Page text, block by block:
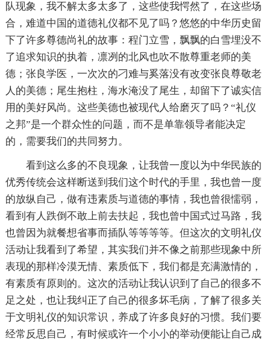
队现象，我不解太多太多了，这些使我愕然了，在这些场
合，难道中国的道德礼仪都不见了吗？悠悠的中华历史留
下了许多尊德尚礼的故事：程门立雪，飘飘的白雪埋没不
了追求知识的执着，凛冽的北风也吹不散尊重老师的美
德；张良学医，一次次的刁难与奚落没有改变张良尊敬老
人的美德；尾生抱柱，海水淹没了尾生，却留下了诚实信
用的美好风尚。这些美德也被现代人给磨灭了吗？“礼仪
之邦”是一个群众性的问题，而不是单靠领导者能决定
的，需要我们的共同努力。
看到这么多的不良现象，让我曾一度以为中华民族的
优秀传统会这样断送到我们这个时代的手里，我也曾一度
的放纵自己，做有违素质与道德的事情，我也曾很懦弱，
看到有人跌倒不敢上前去扶起，我也曾中国式过马路，我
也曾因为就餐想省事而插队等等等等。但这次的文明礼仪
活动让我看到了希望，其实我们并不像之前那些现象中所
表现的那样冷漠无情、素质低下，我们都是充满激情的，
有素质有原则的。这次的活动让我认识到了自己的很多不
足之处，也让我纠正了自己的很多坏毛病，了解了很多关
于文明礼仪的知识常识，养成了许多良好的习惯。我们要
经常反思自己，有时候或许一个小小的举动便能让自己成